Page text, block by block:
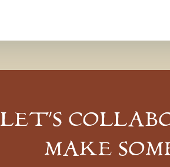
LET’S
MAKE